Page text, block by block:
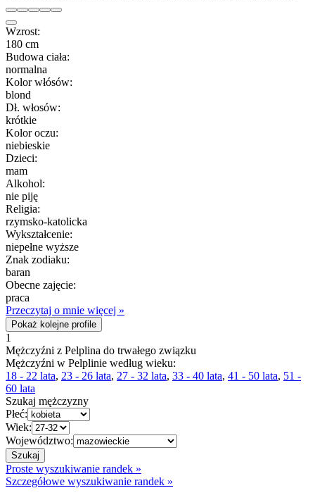
Wzrost:
180 cm
Budowa ciała:
normalna
Kolor włósów:
blond
Dł. włosów:
krótkie
Kolor oczu:
niebieskie
Dzieci:
mam
Alkohol:
nie piję
Religia:
rzymsko-katolicka
Wykształcenie:
niepełne wyższe
Znak zodiaku:
baran
Obecne zajęcie:
praca
Przeczytaj o mnie więcej »
Pokaż kolejne profile
1
Mężczyźni z Pelplina do trwałego związku
Mężczyźni w Pelplinie według wieku:
18 - 22 lata, 23 - 26 lata, 27 - 32 lata, 33 - 40 lata, 41 - 50 lata, 51 -
60 lata
Szukaj mężczyzny
Płeć:
Wiek:
Województwo:
Proste wyszukiwanie randek »
Szczegółowe wyszukiwanie randek »